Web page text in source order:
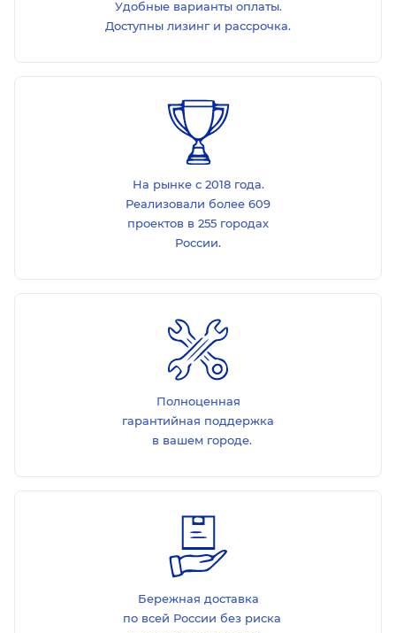
Удобные варианты оплаты.
Доступны лизинг и рассрочка.
На рынке с 2018 года.
Реализовали более 609
проектов в 255 городах
России.
Полноценная
гарантийная поддержка
в вашем городе.
Бережная доставка
по всей России без риска